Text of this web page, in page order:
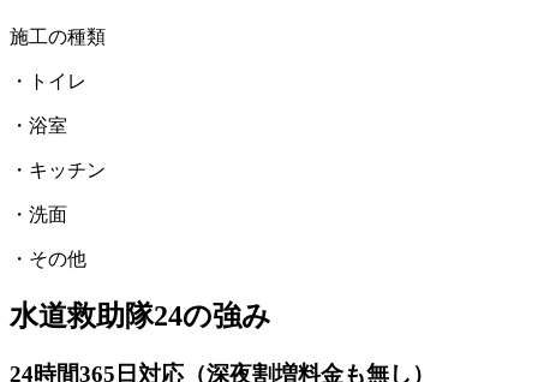
施工の種類
・トイレ
・浴室
・キッチン
・洗面
・その他
水道救助隊24の強み
24時間365日対応（深夜割増料金も無し）